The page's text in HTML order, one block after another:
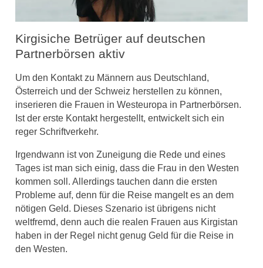
Kirgisiche Betrüger auf deutschen
Partnerbörsen aktiv
Um den Kontakt zu Männern aus Deutschland,
Österreich und der Schweiz herstellen zu können,
inserieren die Frauen in Westeuropa in Partnerbörsen.
Ist der erste Kontakt hergestellt, entwickelt sich ein
reger Schriftverkehr.
Irgendwann ist von Zuneigung die Rede und eines
Tages ist man sich einig, dass die Frau in den Westen
kommen soll. Allerdings tauchen dann die ersten
Probleme auf, denn für die Reise mangelt es an dem
nötigen Geld. Dieses Szenario ist übrigens nicht
weltfremd, denn auch die realen Frauen aus Kirgistan
haben in der Regel nicht genug Geld für die Reise in
den Westen.